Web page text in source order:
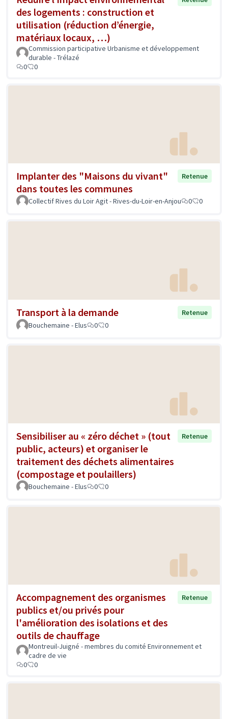
des logements : construction et
utilisation (réduction d’énergie,
matériaux locaux, …)
Commission participative Urbanisme et développement
durable - Trélazé
0
0
Implanter des "Maisons du vivant"
dans toutes les communes
Retenue
Collectif Rives du Loir Agit - Rives-du-Loir-en-Anjou 0 0
Transport à la demande
Retenue
Bouchemaine - Elus
0 0
Sensibiliser au « zéro déchet » (tout
public, acteurs) et organiser le
traitement des déchets alimentaires
(compostage et poulaillers)
Retenue
Bouchemaine - Elus 0 0
Accompagnement des organismes
publics et/ou privés pour
l'amélioration des isolations et des
outils de chauffage
Retenue
Montreuil-Juigné - membres du comité Environnement et
cadre de vie
0
0